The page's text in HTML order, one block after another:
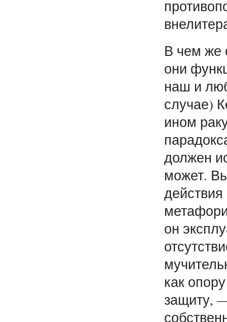
В чем же
они
наш и
случае)
ином
должен
может.
он
как
защиту,